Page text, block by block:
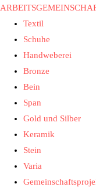
Textil
Schuhe
Handweberei
Bronze
Bein
Span
Gold und Silber
Keramik
Stein
Varia